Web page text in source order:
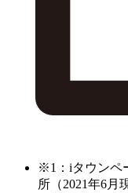
※1：iタウンペ
所（2021年6月